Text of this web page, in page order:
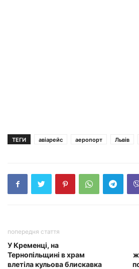
ТЕГИ авіарейс аеропорт Львів
попередня стаття
У Кременці, на
Тернопільщині в храм
влетіла кульова блискавка